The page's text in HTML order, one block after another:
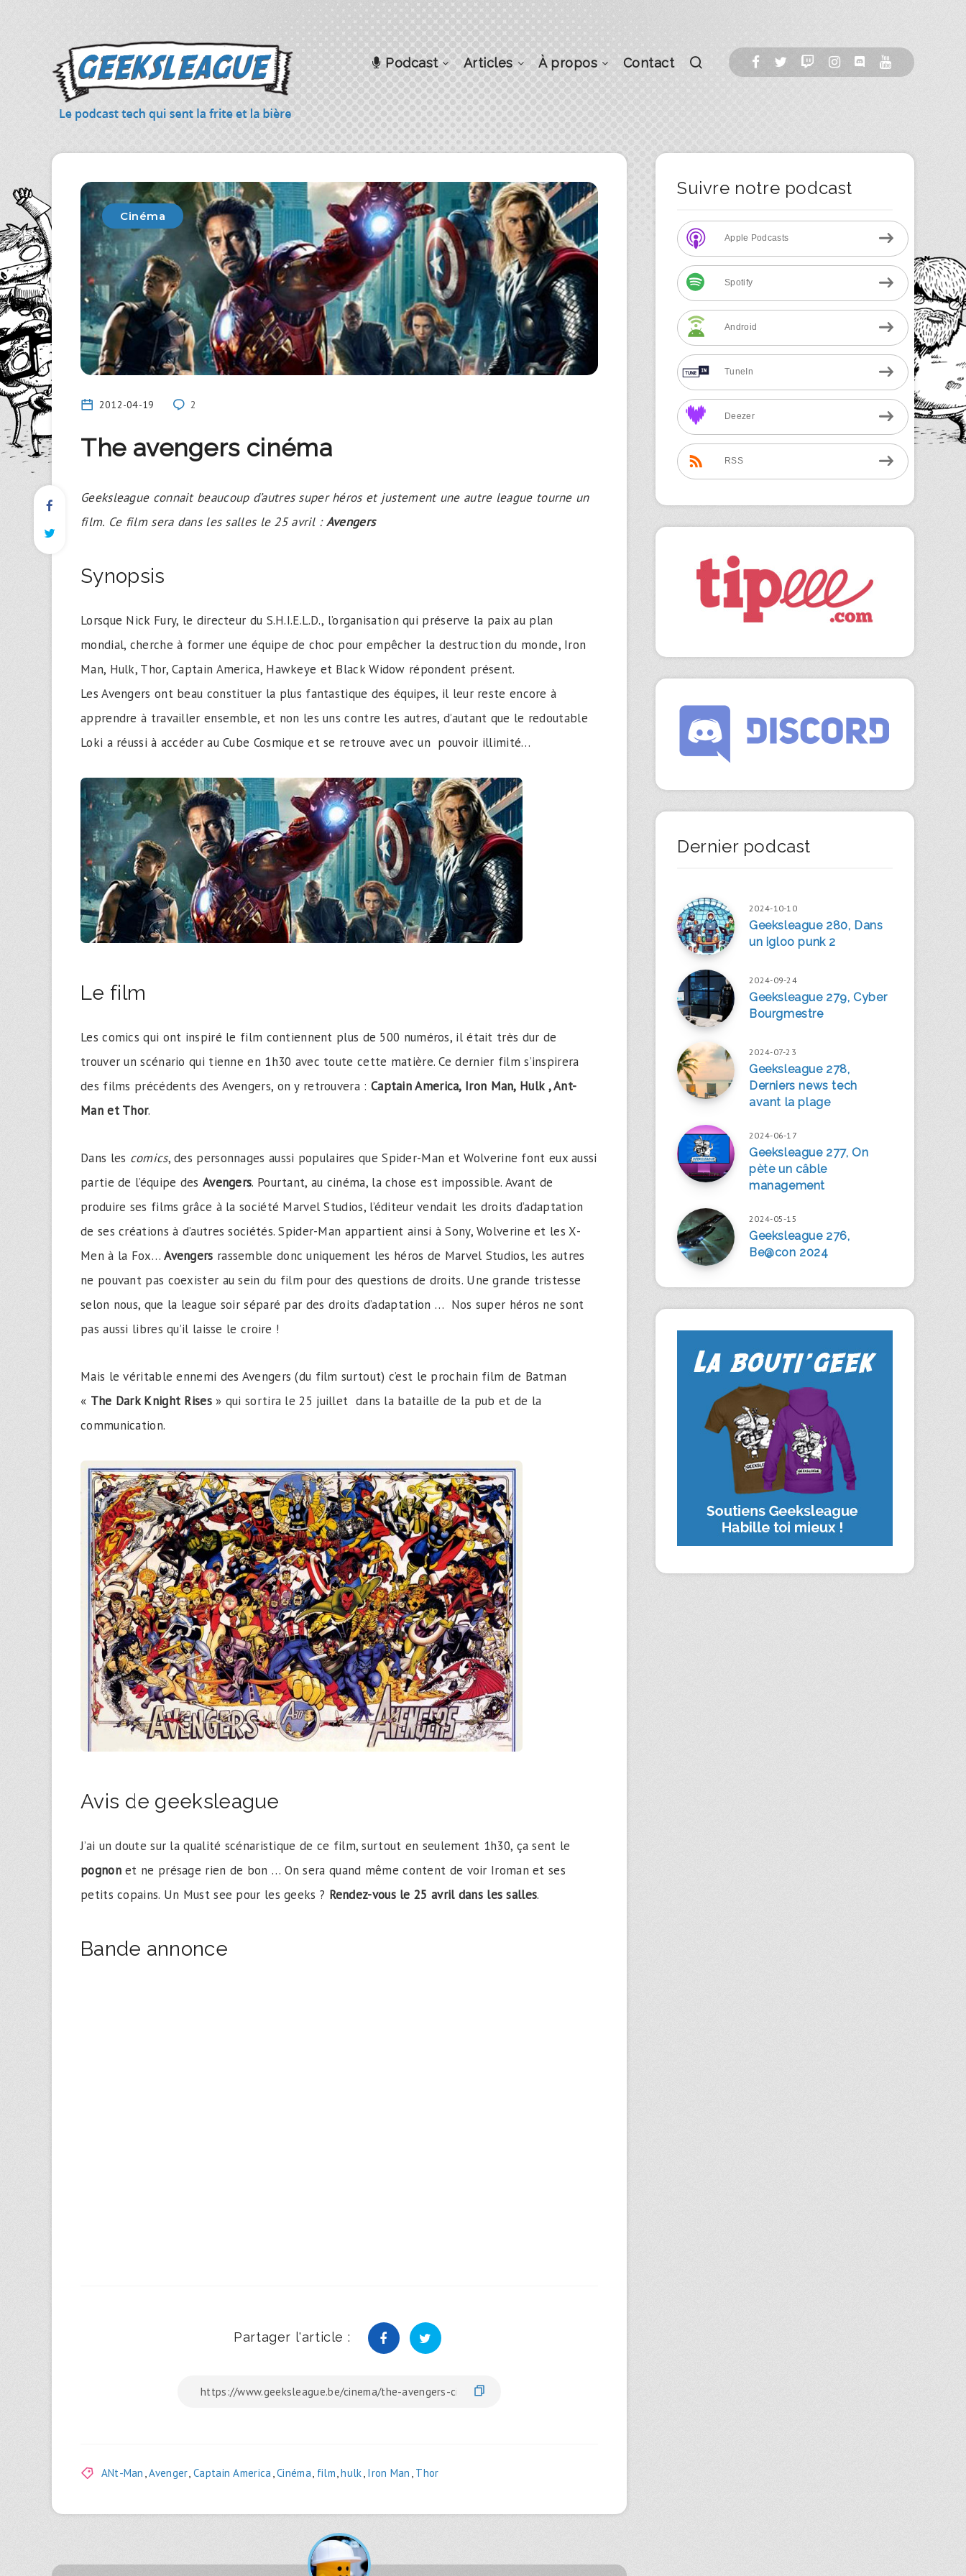
Podcast Articles À propos Contact
Cinéma
2012-04-19 2
The avengers cinéma
Geeksleague connait beaucoup d’autres super héros et justement une autre league tourne un
film. Ce film sera dans les salles le 25 avril :Avengers
Synopsis
Lorsque Nick Fury, le directeur du S.H.I.E.L.D., l’organisation qui préserve la paix au plan
mondial, cherche à former une équipe de choc pour empêcher la destruction du monde, Iron
Man, Hulk, Thor, Captain America, Hawkeye et Black Widow répondent présent.
Les Avengers ont beau constituer la plus fantastique des équipes, il leur reste encore à
apprendre à travailler ensemble, et non les uns contre les autres, d’autant que le redoutable
Loki a réussi à accéder au Cube Cosmique et se retrouve avec un pouvoir illimité…
Le film
Les comics qui ont inspiré le film contiennent plus de 500 numéros, il était très dur de
trouver un scénario qui tienne en 1h30 avec toute cette matière. Ce dernier film s’inspirera
des films précédents des Avengers, on y retrouvera : Captain America, Iron Man, Hulk , Ant-
Man et Thor.
Dans les comics, des personnages aussi populaires que Spider-Man et Wolverine font eux aussi
partie de l’équipe des Avengers. Pourtant, au cinéma, la chose est impossible. Avant de
produire ses films grâce à la société Marvel Studios, l’éditeur vendait les droits d’adaptation
de ses créations à d’autres sociétés. Spider-Man appartient ainsi à Sony, Wolverine et les X-
Men à la Fox…Avengers rassemble donc uniquement les héros de Marvel Studios, les autres
ne pouvant pas coexister au sein du film pour des questions de droits. Une grande tristesse
selon nous, que la league soir séparé par des droits d’adaptation … Nos super héros ne sont
pas aussi libres qu’il laisse le croire !
Mais le véritable ennemi des Avengers (du film surtout) c’est le prochain film de Batman
« The Dark Knight Rises» qui sortira le 25 juillet dans la bataille de la pub et de la
communication.
Avis de geeksleague
J’ai un doute sur la qualité scénaristique de ce film, surtout en seulement 1h30, ça sent le
pognonet ne présage rien de bon … On sera quand même content de voir Iroman et ses
petits copains. Un Must see pour les geeks ? Rendez-vous le 25 avril dans les salles.
Bande annonce
Partager l'article :
ANt-Man ,Avenger,Captain America,Cinéma, film,hulk, Iron Man , Thor
Suivre notre podcast
Apple Podcasts
Spotify
Android
TuneIn
Deezer
RSS
Dernier podcast
2024-10-10
Geeksleague 280, Dans
un igloo punk 2
2024-09-24
Geeksleague 279, Cyber
Bourgmestre
2024-07-23
Geeksleague 278,
Derniers news tech
avant la plage
2024-06-17
Geeksleague 277, On
pète un câble
management
2024-05-15
Geeksleague 276,
Be@con 2024